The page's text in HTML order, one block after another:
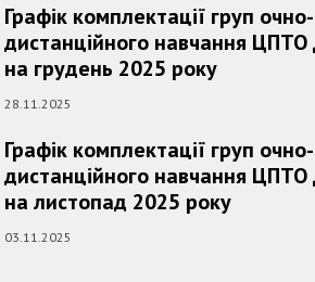
Графік комплектації груп очно-
дистанційного навчання ЦПТО
на грудень 2025 року
28.11.2025
Графік комплектації груп очно-
дистанційного навчання ЦПТО
на листопад 2025 року
03.11.2025